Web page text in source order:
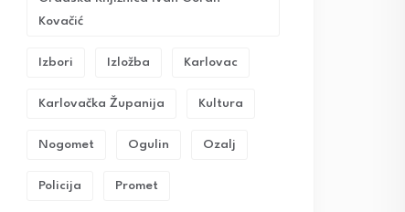
Kovačić
Izbori Izložba Karlovac
Karlovačka Županija Kultura
Nogomet Ogulin Ozalj
Policija Promet